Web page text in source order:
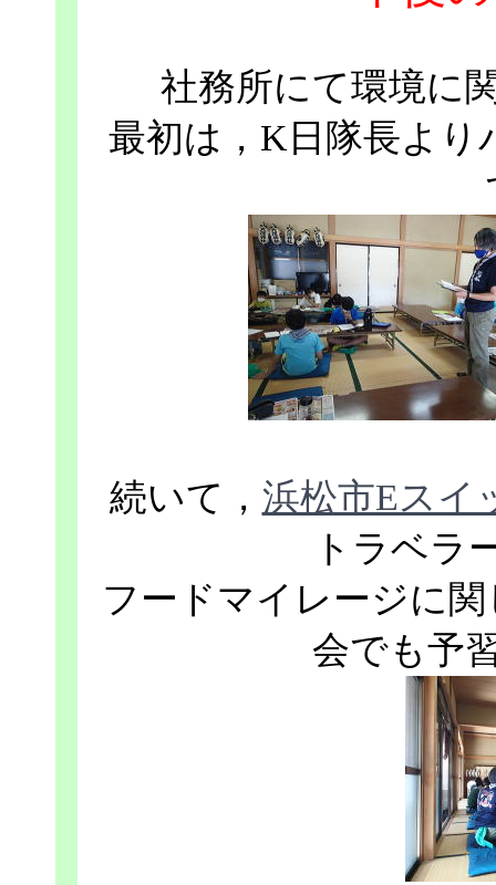
社務所にて環境に
最初は，K日隊長より
続いて， 浜松市Eスイ
トラベラ
フードマイレージに
会でも予